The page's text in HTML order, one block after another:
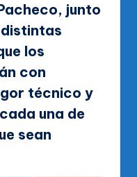
junto
los
con
técnico y
una de
sean